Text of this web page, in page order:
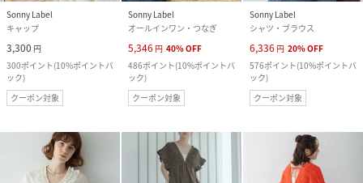
Sonny Label
キャップ
3,300 円
300ポイント(10%ポイントバ
ック)
クーポン対象
Sonny Label
オールインワン・つなぎ
5,346 円 40%OFF
486ポイント(10%ポイントバ
ック)
クーポン対象
Sonny Label
シャツ・ブラウス
6,336 円 20%OFF
576ポイント(10%ポイントバ
ック)
クーポン対象